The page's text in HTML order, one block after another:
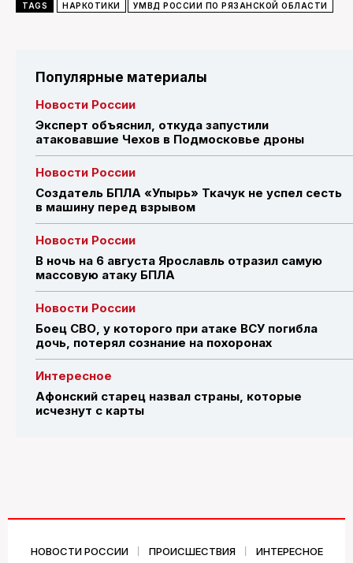
TAGS НАРКОТИКИ УМВД РОССИИ ПО РЯЗАНСКОЙ ОБЛАСТИ
Популярные материалы
Новости России
Эксперт объяснил, откуда запустили
атаковавшие Чехов в Подмосковье дроны
Новости России
Создатель БПЛА «Упырь» Ткачук не успел сесть
в машину перед взрывом
Новости России
В ночь на 6 августа Ярославль отразил самую
массовую атаку БПЛА
Новости России
Боец СВО, у которого при атаке ВСУ погибла
дочь, потерял сознание на похоронах
Интересное
Афонский старец назвал страны, которые
исчезнут с карты
НОВОСТИ РОССИИ ПРОИСШЕСТВИЯ ИНТЕРЕСНОЕ